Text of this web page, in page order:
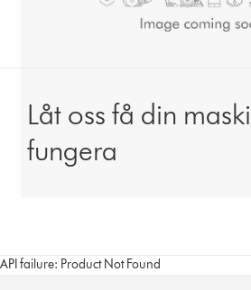
Låt oss få din
fungera
API failure: Product Not Found